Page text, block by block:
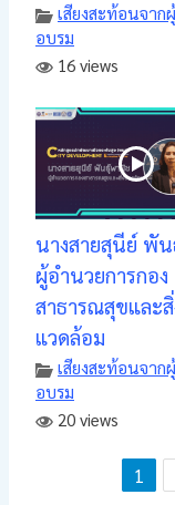
เสียงสะท้อนจาก
อบรม
16 views
นางสายสุนีย์ พั
ผู้อำนวยการกอง
สาธารณสุขและสิ่
แวดล้อม
เสียงสะท้อนจาก
อบรม
20 views
1